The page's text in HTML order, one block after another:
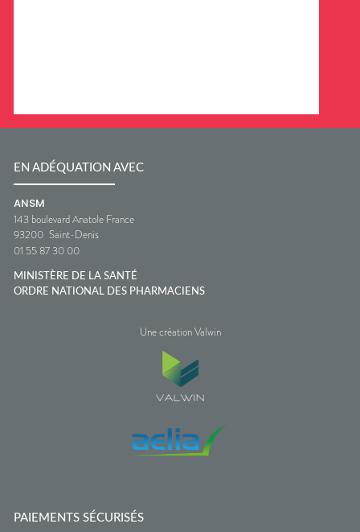
EN ADÉQUATION AVEC
ANSM
143 boulevard Anatole France
93200 Saint-Denis
01 55 87 30 00
MINISTÈRE DE LA SANTÉ
ORDRE NATIONAL DES PHARMACIENS
Une création Valwin
PAIEMENTS SÉCURISÉS